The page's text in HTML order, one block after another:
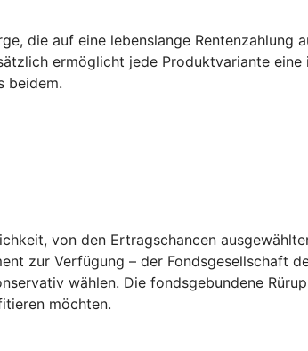
die auf eine lebenslange
ermöglicht jede Produktvariante
beidem.
von den Ertragschancen
zur Verfügung – der Fondsgesellschaft
wählen. Die fondsgebundene
möchten.